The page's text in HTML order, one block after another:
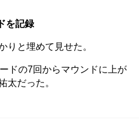
を記録
と埋めて見せた。
ドの7回からマウンドに上が
太だった。